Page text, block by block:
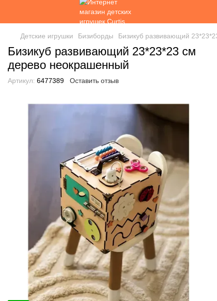
Детские игрушки Бизиборды Бизикуб развивающий
Бизикуб развивающий 23*23*23 см
дерево неокрашенный
Артикул: 6477389 Оставить отзыв